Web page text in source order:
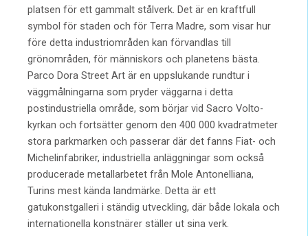
platsen för ett gammalt stålverk. Det är en kraftfull
symbol för staden och för Terra Madre, som visar hur
före detta industriområden kan förvandlas till
grönområden, för människors och planetens bästa.
Parco Dora Street Art är en uppslukande rundtur i
väggmålningarna som pryder väggarna i detta
postindustriella område, som börjar vid Sacro Volto-
kyrkan och fortsätter genom den 400 000 kvadratmeter
stora parkmarken och passerar där det fanns Fiat- och
Michelinfabriker, industriella anläggningar som också
producerade metallarbetet från Mole Antonelliana,
Turins mest kända landmärke. Detta är ett
gatukonstgalleri i ständig utveckling, där både lokala och
internationella konstnärer ställer ut sina verk.